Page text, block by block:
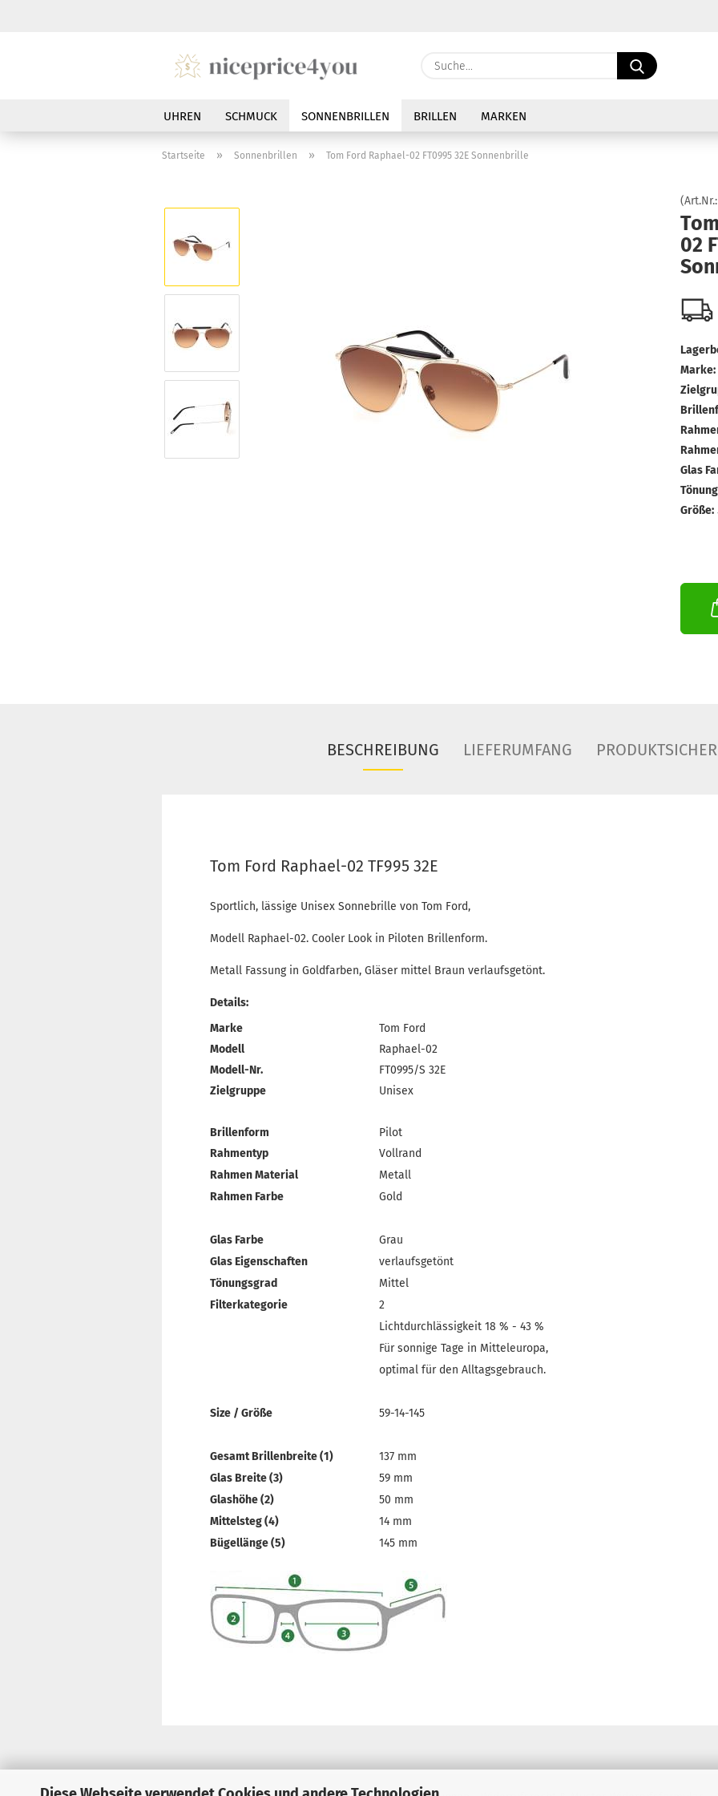
Sprache auswählen
Suche...
UHREN SCHMUCK SONNENBRILLEN BRILLEN MARKEN
Startseite » Sonnenbrillen » Tom Ford Raphael-02 FT0995 32E Sonnenbrille
02
Marke:
Glas
Größe:
BESCHREIBUNG LIEFERUMFANG
Tom Ford Raphael-02 TF995 32E
Sportlich, lässige Unisex Sonnebrille von Tom Ford,
Modell Raphael-02. Cooler Look in Piloten Brillenform.
Metall Fassung in Goldfarben, Gläser mittel Braun verlaufsgetönt.
Details:
Marke
Tom Ford
Modell
Raphael-02
Modell-Nr.
FT0995/S 32E
Zielgruppe
Unisex
Brillenform
Pilot
Rahmentyp
Vollrand
Rahmen Material
Metall
Rahmen Farbe
Gold
Glas Farbe
Grau
Glas Eigenschaften
verlaufsgetönt
Tönungsgrad
Mittel
Filterkategorie
2
Lichtdurchlässigkeit 18 % - 43 %
Für sonnige Tage in Mitteleuropa,
optimal für den Alltagsgebrauch.
Size / Größe 59-14-145
Gesamt Brillenbreite (1)
137 mm
Glas Breite (3)
59 mm
Glashöhe (2)
50 mm
Mittelsteg (4)
14 mm
Bügellänge (5)
145 mm